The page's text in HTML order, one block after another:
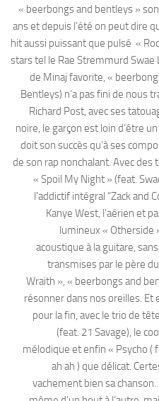
« beerbongs and bentleys »
ans et depuis l’été on peut dire
hit aussi puissant que pulsé «
stars tel le Rae Stremmurd
de Minaj favorite, «
Bentleys) n’a pas fini de nous
Richard Post, avec ses
noire, le garçon est loin d’être
doit son succès qu’à ses
de son rap nonchalant. Avec
« Spoil My Night » (feat.
l’addictif intégral “Zack and
Kanye West, l’aérien et
lumineux « Otherside
acoustique à la guitare,
transmises par le père
Wraith », « beerbongs and
résonner dans nos oreilles. Et
pour la fin, avec le trio de
(feat. 21 Savage), le
mélodique et enfin « Psycho (
ah ah ) que délicat.
vachement bien sa